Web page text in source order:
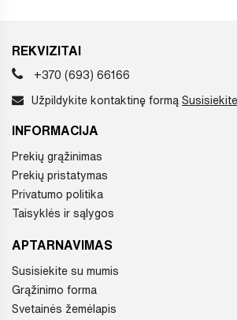
REKVIZITAI
+370 (693) 66166
Užpildykite kontaktinę formą
INFORMACIJA
Prekių grąžinimas
Prekių pristatymas
Privatumo politika
Taisyklės ir sąlygos
APTARNAVIMAS
Susisiekite su mumis
Grąžinimo forma
Svetainės žemėlapis